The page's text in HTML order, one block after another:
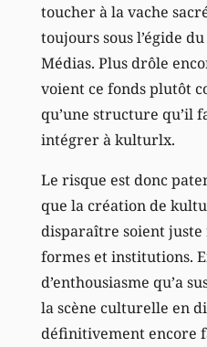
toucher à la vache
toujours sous l’égide
Médias. Plus drôle
voient ce fonds plutôt
qu’une structure qu’il
intégrer à kulturlx.
Le risque est donc
que la création de
disparaître soient juste
formes et institutions.
d’enthousiasme qu’a
la scène culturelle en
définitivement encore